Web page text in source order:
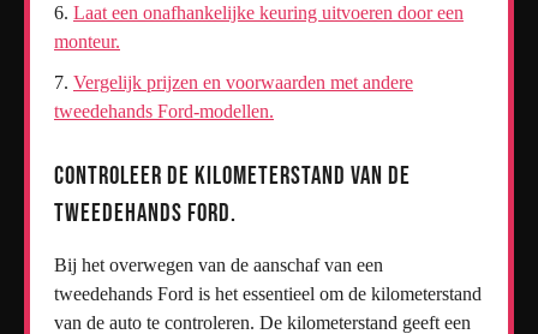
Laat een onafhankelijke keuring uitvoeren door een
monteur.
Vergelijk prijzen en voorwaarden met andere
tweedehands Ford-modellen.
Controleer de kilometerstand van de
tweedehands Ford.
Bij het overwegen van de aanschaf van een
tweedehands Ford is het essentieel om de kilometerstand
van de auto te controleren. De kilometerstand geeft een